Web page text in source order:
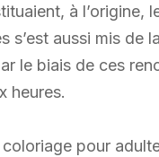
à
s’est aussi mis
le biais de ces
heures.
pour